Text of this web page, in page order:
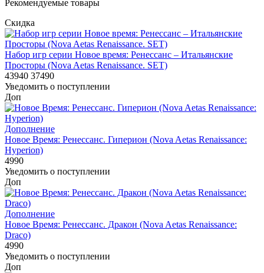
Рекомендуемые товары
Скидка
Набор игр серии Новое время: Ренессанс – Итальянские
Просторы (Nova Aetas Renaissance. SET)
43940 37490
Уведомить о поступлении
Доп
Дополнение
Новое Время: Ренессанс. Гиперион (Nova Aetas Renaissance:
Hyperion)
4990
Уведомить о поступлении
Доп
Дополнение
Новое Время: Ренессанс. Дракон (Nova Aetas Renaissance:
Draco)
4990
Уведомить о поступлении
Доп